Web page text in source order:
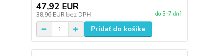
47,92 EUR
38,96 EUR bez DPH do 3-7 dní
Pridať do košíka